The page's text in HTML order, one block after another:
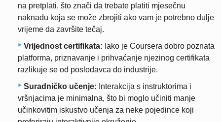
na pretplati, što znači da trebate platiti mjesečnu
naknadu koja se može zbrojiti ako vam je potrebno dulje
vrijeme da završite tečaj.
Vrijednost certifikata: Iako je Coursera dobro poznata
platforma, priznavanje i prihvaćanje njezinog certifikata
razlikuje se od poslodavca do industrije.
Suradničko učenje: Interakcija s instruktorima i
vršnjacima je minimalna, što bi moglo učiniti manje
učinkovitim iskustvo učenja za neke pojedince koji